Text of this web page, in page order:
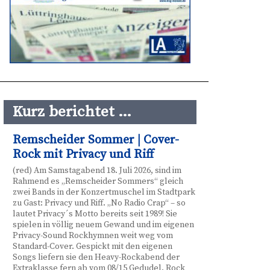
Kurz berichtet …
Remscheider Sommer | Cover-
Rock mit Privacy und Riff
(red) Am Samstagabend 18. Juli 2026, sind im
Rahmend es „Remscheider Sommers“ gleich
zwei Bands in der Konzertmuschel im Stadtpark
zu Gast: Privacy und Riff. „No Radio Crap“ – so
lautet Privacy´s Motto bereits seit 1989! Sie
spielen in völlig neuem Gewand und im eigenen
Privacy-Sound Rockhymnen weit weg vom
Standard-Cover. Gespickt mit den eigenen
Songs liefern sie den Heavy-Rockabend der